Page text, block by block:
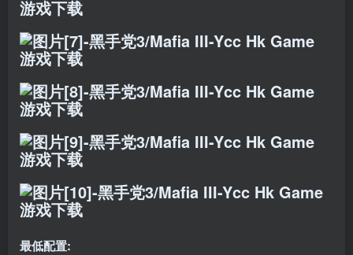
最低配置: